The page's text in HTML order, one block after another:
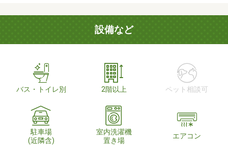
設備など
バス・トイレ別 2階以上 ペット相談可
駐車場
(近隣含)
室内洗濯機
置き場
エアコン